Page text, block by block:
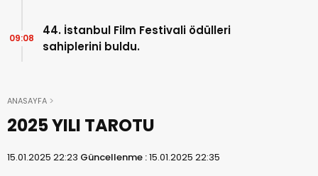
44. İstanbul Film Festivali ödülleri
sahiplerini buldu.
09:08
ANASAYFA
2025 YILI TAROTU
15.01.2025 22:23 Güncellenme :15.01.2025 22:35